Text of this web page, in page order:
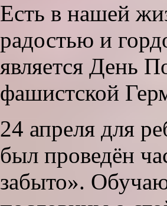
Есть в нашей
радостью и
является День
фашистской
24 апреля для
был проведён
забыто».